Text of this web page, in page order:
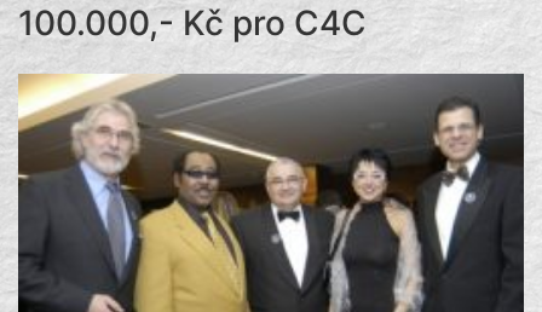
100.000,- Kč pro C4C